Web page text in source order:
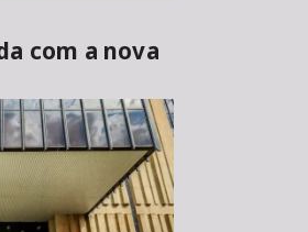
com a nova